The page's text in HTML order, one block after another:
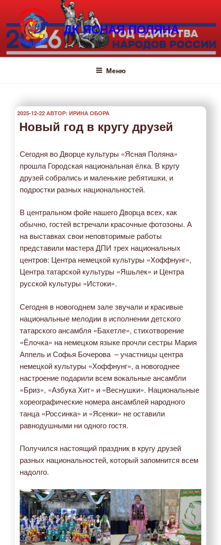
содержимому
ДК ЯСНАЯ ПОЛЯНА
Меню
ОПУБЛИКОВАНО
2025-12-22 АВТОР: ИРИНА ОБОРА
Новый год в кругу друзей
Сегодня во Дворце культуры «Ясная Поляна»
прошла Городская национальная ёлка. В кругу
друзей собрались и маленькие ребятишки, и
подростки разных национальностей.
В центральном фойе нашего Дворца всех, как
обычно, гостей встречали красочные фотозоны. А
на выставках свои неповторимые работы
представили мастера ДПИ трех национальных
центров: Центра немецкой культуры «Хоффнунг»,
Центра татарской культуры «Яшьлек» и Центра
русской культуры «Истоки».
Сегодня в новогоднем зале звучали и красивые
национальные мелодии в исполнении детского
татарского ансамбля «Бахетле», стихотворение
«Ёлочка» на немецком языке прочли сестры Мария
Аппель и Софья Бочерова – участницы центра
немецкой культуры «Хоффнунг», а новогоднее
настроение подарили всем вокальные ансамбли
«Бриз», «Азбука Хит» и «Веснушки». Национальные
хореографические номера ансамблей народного
танца «Россинка» и «Ясенки» не оставили
равнодушными ни одного гостя.
Получился настоящий праздник в кругу друзей
разных национальностей, который запомнится всем
надолго.